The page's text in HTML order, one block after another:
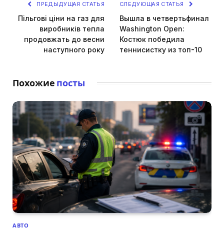
ПРЕДЫДУЩАЯ СТАТЬЯ
Пільгові ціни на газ для
виробників тепла
продовжать до весни
наступного року
СЛЕДУЮЩАЯ СТАТЬЯ
Вышла в четвертьфинал
Washington Open:
Костюк победила
теннисистку из топ-10
Похожие посты
АВТО